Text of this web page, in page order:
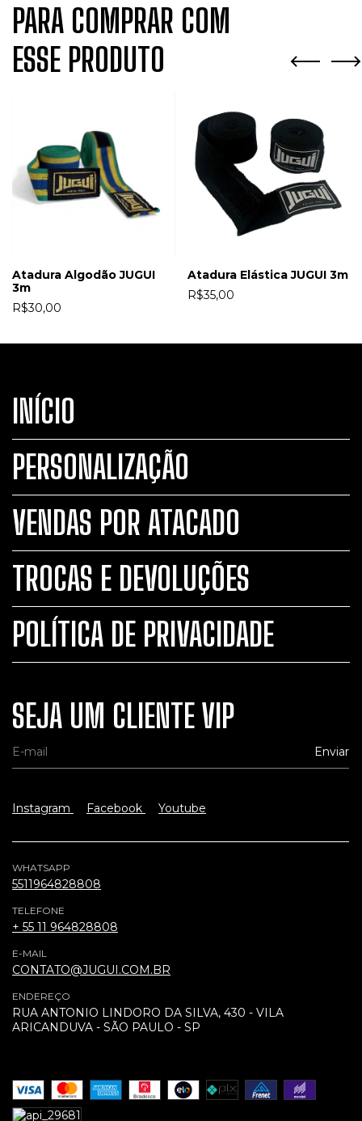
PARA COMPRAR COM
ESSE PRODUTO
Atadura Algodão JUGUI
3m
R$30,00
Atadura Elástica JUGUI 3m
R$35,00
INÍCIO
PERSONALIZAÇÃO
VENDAS POR ATACADO
TROCAS E DEVOLUÇÕES
POLÍTICA DE PRIVACIDADE
SEJA UM CLIENTE VIP
Instagram Facebook Youtube
WHATSAPP
5511964828808
TELEFONE
+ 55 11 964828808
E-MAIL
CONTATO@JUGUI.COM.BR
ENDEREÇO
RUA ANTONIO LINDORO DA SILVA, 430 - VILA
ARICANDUVA - SÃO PAULO - SP